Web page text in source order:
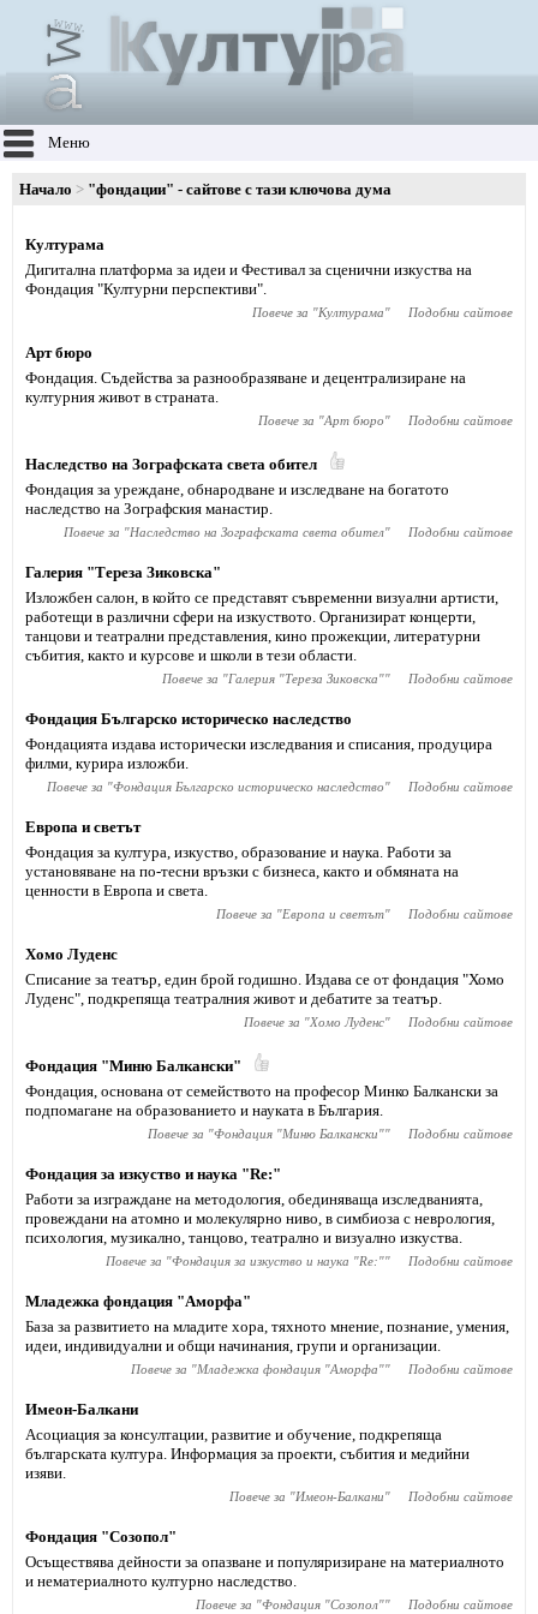
Меню
Начало "фондации" - сайтове с тази ключова дума
Културама
Дигитална платформа за идеи и Фестивал за сценични изкуства на
Фондация "Културни перспективи".
Повече за "Културама" Подобни сайтове
Арт бюро
Фондация. Съдейства за разнообразяване и децентрализиране на
културния живот в страната.
Повече за "Арт бюро" Подобни сайтове
Наследство на Зографската света обител
Фондация за уреждане, обнародване и изследване на богатото
наследство на Зографския манастир.
Повече за "Наследство на Зографската света обител" Подобни сайтове
Галерия "Тереза Зиковска"
Изложбен салон, в който се представят съвременни визуални артисти,
работещи в различни сфери на изкуството. Организират концерти,
танцови и театрални представления, кино прожекции, литературни
събития, както и курсове и школи в тези области.
Повече за "Галерия "Тереза Зиковска"" Подобни сайтове
Фондация Българско историческо наследство
Фондацията издава исторически изследвания и списания, продуцира
филми, курира изложби.
Повече за "Фондация Българско историческо наследство" Подобни сайтове
Европа и светът
Фондация за култура, изкуство, образование и наука. Работи за
установяване на по-тесни връзки с бизнеса, както и обмяната на
ценности в Европа и света.
Повече за "Европа и светът" Подобни сайтове
Хомо Луденс
Списание за театър, един брой годишно. Издава се от фондация "Хомо
Луденс", подкрепяща театралния живот и дебатите за театър.
Повече за "Хомо Луденс" Подобни сайтове
Фондация "Миню Балкански"
Фондация, основана от семейството на професор Минко Балкански за
подпомагане на образованието и науката в България.
Повече за "Фондация "Миню Балкански"" Подобни сайтове
Фондация за изкуство и наука "Re:"
Работи за изграждане на методология, обединяващa изследванията,
провеждани на атомно и молекулярно ниво, в симбиоза с неврология,
психология, музикално, танцово, театрално и визуално изкуства.
Повече за "Фондация за изкуство и наука "Re:"" Подобни сайтове
Младежка фондация "Аморфа"
База за развитието на младите хора, тяхното мнение, познание, умения,
идеи, индивидуални и общи начинания, групи и организации.
Повече за "Младежка фондация "Аморфа"" Подобни сайтове
Имеон-Балкани
Асоциация за консултации, развитие и обучение, подкрепяща
българската култура. Информация за проекти, събития и медийни
изяви.
Повече за "Имеон-Балкани" Подобни сайтове
Фондация "Созопол"
Осъществява дейности за опазване и популяризиране на материалното
и нематериалното културно наследство.
Повече за "Фондация "Созопол"" Подобни сайтове